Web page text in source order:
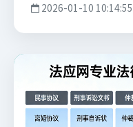
2026-01-10 10:14:55